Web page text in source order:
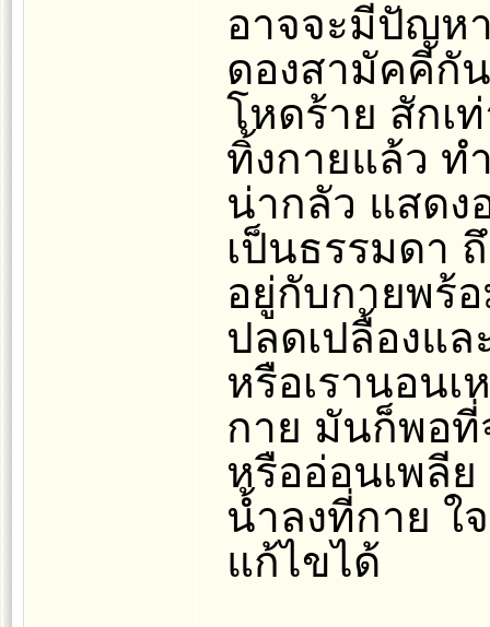
อาจจะมีปัญห
ดองสามัคคีกั
โหดร้าย สักเ
ทิ้งกายแล้ว ท
น่ากลัว แสดง
เป็นธรรมดา
อยู่กับกายพร้
ปลดเปลื้องแ
หรือเรานอนเ
กาย มันก็พอที่
หรืออ่อนเพลี
น้ำลงที่กาย ใ
แก้ไขได้